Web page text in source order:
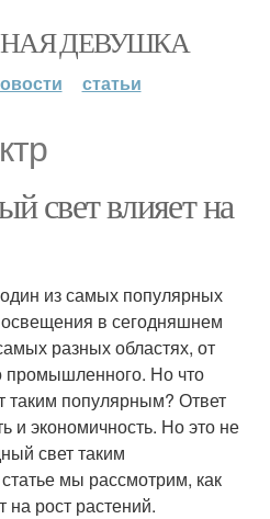
ДЕВУШКА
статьи
свет влияет на
из самых популярных
освещения в сегодняшнем
разных областях, от
Но что
таким популярным? Ответ
и экономичность. Но это не
свет таким
мы рассмотрим, как
на рост растений.